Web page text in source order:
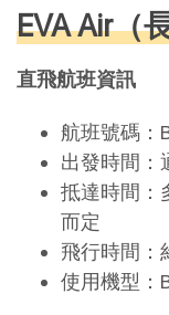
EVA Air（
直飛航班資訊
航班號碼：
出發時間：
抵達時間：
而定
飛行時間：
使用機型：